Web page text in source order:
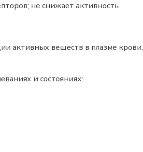
не снижает активность
активных веществ в плазме крови.
и состояниях: